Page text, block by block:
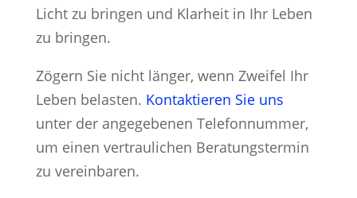
Licht zu bringen und Klarheit in Ihr Leben
zu bringen.
Zögern Sie nicht länger, wenn Zweifel Ihr
Leben belasten. Kontaktieren Sie uns
unter der angegebenen Telefonnummer,
um einen vertraulichen Beratungstermin
zu vereinbaren.